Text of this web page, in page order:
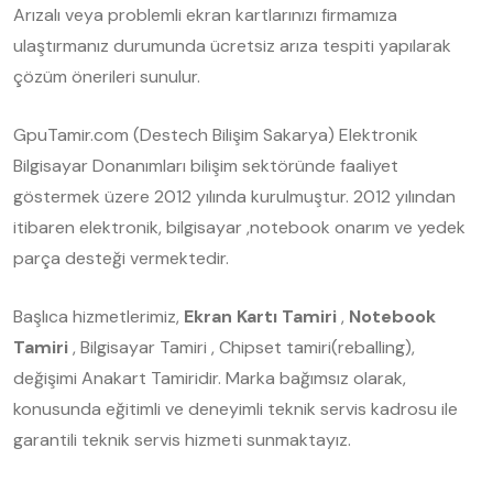
Arızalı veya problemli ekran kartlarınızı firmamıza
ulaştırmanız durumunda ücretsiz arıza tespiti yapılarak
çözüm önerileri sunulur.
GpuTamir.com (Destech Bilişim Sakarya) Elektronik
Bilgisayar Donanımları bilişim sektöründe faaliyet
göstermek üzere 2012 yılında kurulmuştur. 2012 yılından
itibaren elektronik, bilgisayar ,notebook onarım ve yedek
parça desteği vermektedir.
Başlıca hizmetlerimiz, Ekran Kartı Tamiri, Notebook
Tamiri, Bilgisayar Tamiri , Chipset tamiri(reballing),
değişimi Anakart Tamiridir. Marka bağımsız olarak,
konusunda eğitimli ve deneyimli teknik servis kadrosu ile
garantili teknik servis hizmeti sunmaktayız.